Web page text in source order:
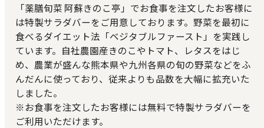
「薬膳旬菜 阿蘇きのこ亭」でお食事を注文したお客様に
は特製サラダバーをご用意しております。野菜を最初に
食べるダイエット法「ベジタブルファースト」を実践し
ています。自社農園産きのこやトマト、レタスをはじ
め、農業が盛んな熊本県や九州各県の旬の野菜などをふ
んだんに使っており、従来よりも品数を大幅に拡充いた
しました。
※お食事を注文したお客様には無料で特製サラダバーを
ご利用いただけます。